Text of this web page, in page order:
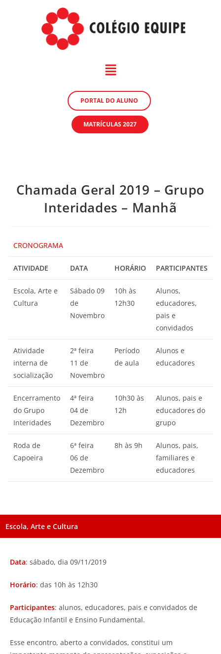
PORTAL DO ALUNO
MATRÍCULAS 2027
Chamada Geral 2019 – Grupo
Interidades – Manhã
CRONOGRAMA
ATIVIDADE DATA HORÁRIO PARTICIPANTES
Escola, Arte e
Cultura
Sábado 09
de
Novembro
10h às
12h30
Alunos,
educadores,
pais e
convidados
Atividade
interna de
socialização
2ª feira
11 de
Novembro
Período
de aula
Alunos e
educadores
Encerramento
do Grupo
Interidades
4ª feira
04 de
Dezembro
10h30 às
12h
Alunos, pais e
educadores do
grupo
Roda de
Capoeira
6ª feira
06 de
Dezembro
8h às 9h
Alunos, pais,
familiares e
educadores
Escola, Arte e Cultura
Data: sábado, dia 09/11/2019
Horário: das 10h às 12h30
Participantes: alunos, educadores, pais e convidados de
Educação Infantil e Ensino Fundamental.
Esse encontro, aberto a convidados, constitui um